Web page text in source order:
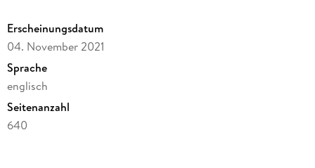
Erscheinungsdatum
04. November 2021
Sprache
englisch
Seitenanzahl
640